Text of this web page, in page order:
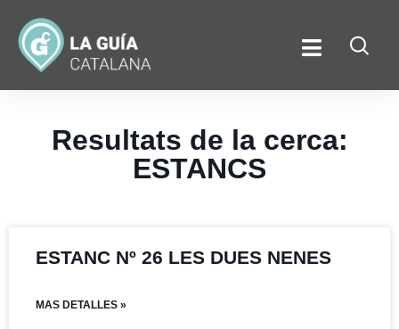
Resultats de la cerca:
ESTANCS
ESTANC Nº 26 LES DUES NENES
MAS DETALLES »